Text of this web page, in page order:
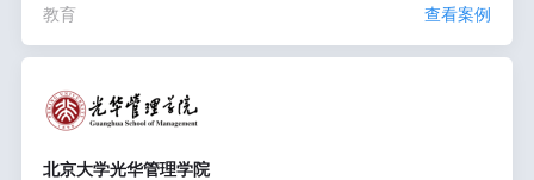
教育 查看案例
北京大学光华管理学院